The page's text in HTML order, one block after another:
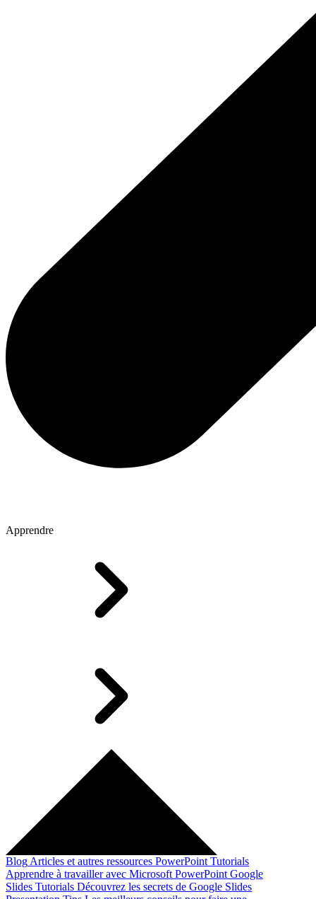
Apprendre
Blog Articles et autres ressources PowerPoint Tutorials
Apprendre à travailler avec Microsoft PowerPoint Google
Slides Tutorials Découvrez les secrets de Google Slides